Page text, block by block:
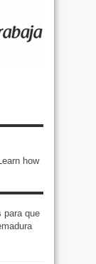
how
para que